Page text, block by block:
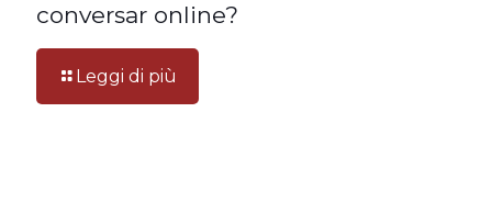
conversar online?
Leggi di più